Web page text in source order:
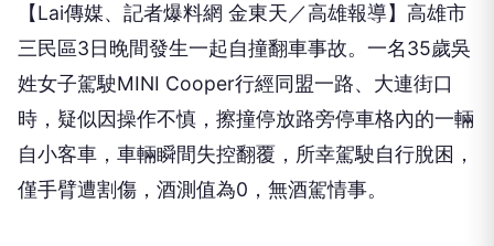
【Lai傳媒、記者爆料網 金東天／高雄報導】高雄市
三民區3日晚間發生一起自撞翻車事故。一名35歲吳
姓女子駕駛MINI Cooper行經同盟一路、大連街口
時，疑似因操作不慎，擦撞停放路旁停車格內的一輛
自小客車，車輛瞬間失控翻覆，所幸駕駛自行脫困，
僅手臂遭割傷，酒測值為0，無酒駕情事。